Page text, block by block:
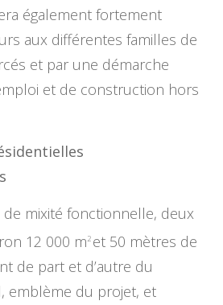
également fortement
aux différentes familles de
et par une démarche
et de construction hors
mixité fonctionnelle, deux
12 000 m2 et 50 mètres de
de part et d’autre du
emblème du projet, et